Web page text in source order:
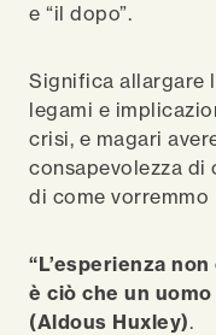
e “il dopo”.
Significa allargare
legami e
crisi, e magari
consapevolezza di
di come vorremmo
“L’esperienza non
è ciò che un
(Aldous Huxley).